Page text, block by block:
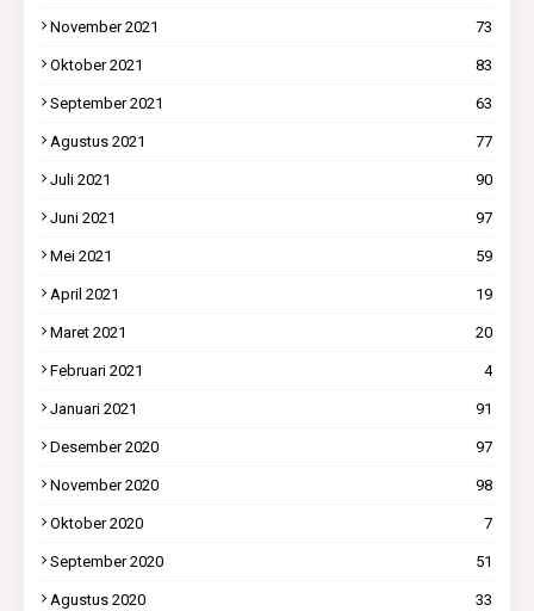
November 2021 73
Oktober 2021 83
September 2021 63
Agustus 2021 77
Juli 2021 90
Juni 2021 97
Mei 2021 59
April 2021 19
Maret 2021 20
Februari 2021 4
Januari 2021 91
Desember 2020 97
November 2020 98
Oktober 2020 7
September 2020 51
Agustus 2020 33